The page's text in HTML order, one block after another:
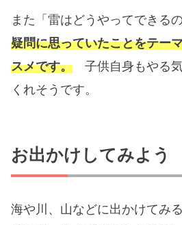
また「雷はどうやってできる
疑問に思っていたことをテー
スメです。 子供自身もやる
くれそうです。
お出かけしてみよう
海や川、山などに出かけてみ